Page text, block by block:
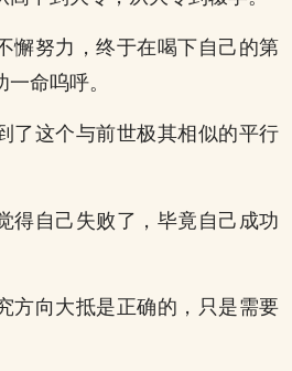
懈努力，终于在喝下自己的第
命呜呼。
了这个与前世极其相似的平行
得自己失败了，毕竟自己成功
方向大抵是正确的，只是需要